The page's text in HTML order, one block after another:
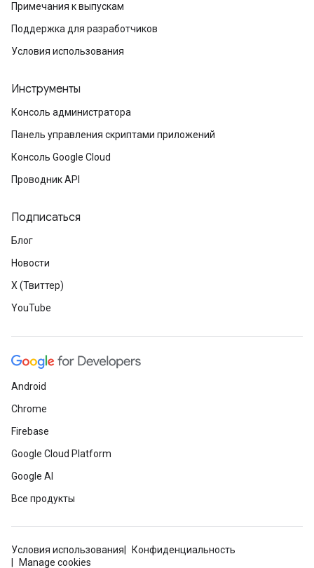
Примечания к выпускам
Поддержка для разработчиков
Условия использования
Инструменты
Консоль администратора
Панель управления скриптами приложений
Консоль Google Cloud
Проводник API
Подписаться
Блог
Новости
X (Твиттер)
YouTube
Android
Chrome
Firebase
Google Cloud Platform
Google AI
Все продукты
Условия использования
Конфиденциальность
Manage cookies